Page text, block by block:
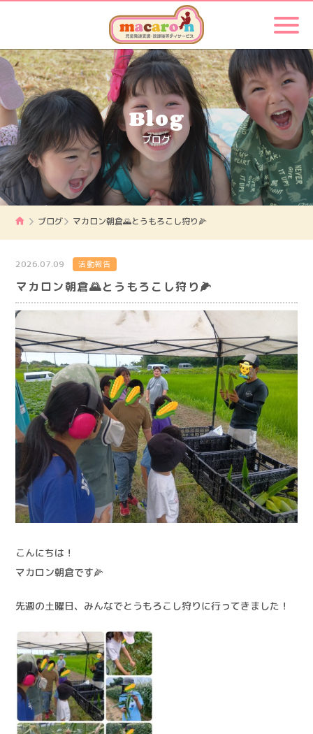
Blog
ブログ
ブログ マカロン朝倉🌄とうもろこし狩り🌽
2026.07.09 活動報告
マカロン朝倉🌄とうもろこし狩り🌽
こんにちは！
マカロン朝倉です🌽
先週の土曜日、みんなでとうもろこし狩りに行ってきました！